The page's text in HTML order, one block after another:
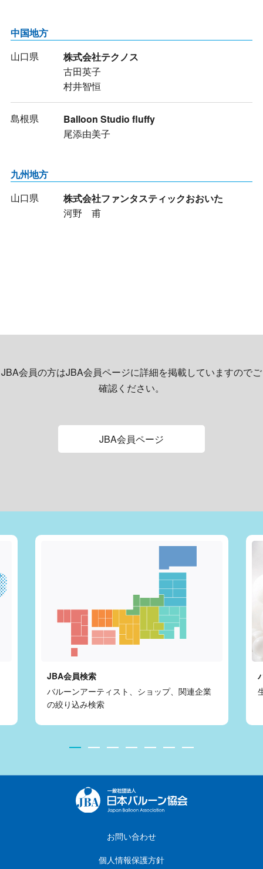
中国地方
山口県
株式会社テクノス
古田英子
村井智恒
島根県
Balloon Studio fluffy
尾添由美子
九州地方
山口県
株式会社ファンタスティックおおいた
河野 甫
JBA会員の方はJBA会員ページに詳細を掲載していますのでご
確認ください。
JBA会員ページ
JBA会員検索
バルーンアーティスト、ショップ、関連企業
の絞り込み検索
お問い合わせ
個人情報保護方針